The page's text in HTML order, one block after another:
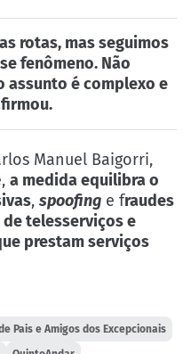
rotas, mas seguimos
fenômeno. Não
assunto é complexo e
Manuel Baigorri,
a medida equilibra o
, spoofing e fraudes
telesserviços e
prestam serviços
Pais e Amigos dos Excepcionais